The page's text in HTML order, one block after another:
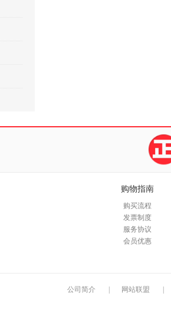
购物指南
购买流程
发票制度
服务协议
会员优惠
公司简介 网站联盟